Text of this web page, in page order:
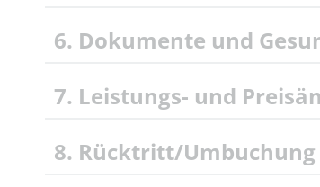
6. Dokumente und
7. Leistungs- und
8. Rücktritt/Umbuchung